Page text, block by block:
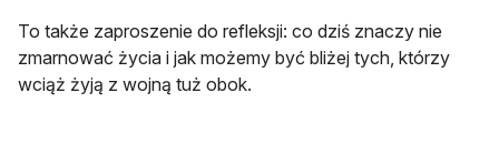
To także zaproszenie do refleksji: co dziś znaczy nie
zmarnować życia i jak możemy być bliżej tych, którzy
wciąż żyją z wojną tuż obok.